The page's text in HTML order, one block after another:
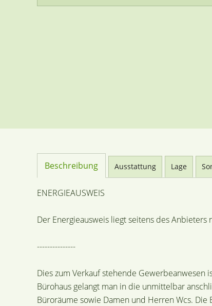
Beschreibung Ausstattung Lage
ENERGIEAUSWEIS
Der Energieausweis liegt seitens des Anbieters
---------------
Dies zum Verkauf stehende Gewerbeanwesen
Bürohaus gelangt man in die unmittelbar
Büroräume sowie Damen und Herren Wcs.